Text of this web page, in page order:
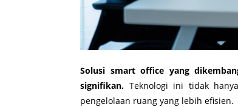
Solusi smart office yang
signifikan. Teknologi ini tidak
pengelolaan ruang yang lebih efisien.